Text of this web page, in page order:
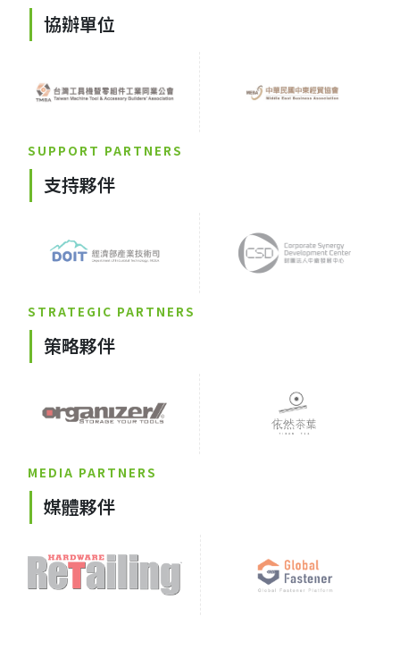
協辦單位
SUPPORT PARTNERS
支持夥伴
STRATEGIC PARTNERS
策略夥伴
MEDIA PARTNERS
媒體夥伴